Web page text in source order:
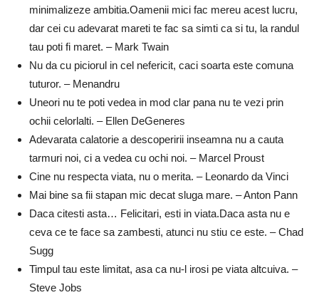
minimalizeze ambitia.Oamenii mici fac mereu acest lucru,
dar cei cu adevarat mareti te fac sa simti ca si tu, la randul
tau poti fi maret. – Mark Twain
Nu da cu piciorul in cel nefericit, caci soarta este comuna
tuturor. – Menandru
Uneori nu te poti vedea in mod clar pana nu te vezi prin
ochii celorlalti. – Ellen DeGeneres
Adevarata calatorie a descoperirii inseamna nu a cauta
tarmuri noi, ci a vedea cu ochi noi. – Marcel Proust
Cine nu respecta viata, nu o merita. – Leonardo da Vinci
Mai bine sa fii stapan mic decat sluga mare. – Anton Pann
Daca citesti asta… Felicitari, esti in viata.Daca asta nu e
ceva ce te face sa zambesti, atunci nu stiu ce este. – Chad
Sugg
Timpul tau este limitat, asa ca nu-l irosi pe viata altcuiva. –
Steve Jobs